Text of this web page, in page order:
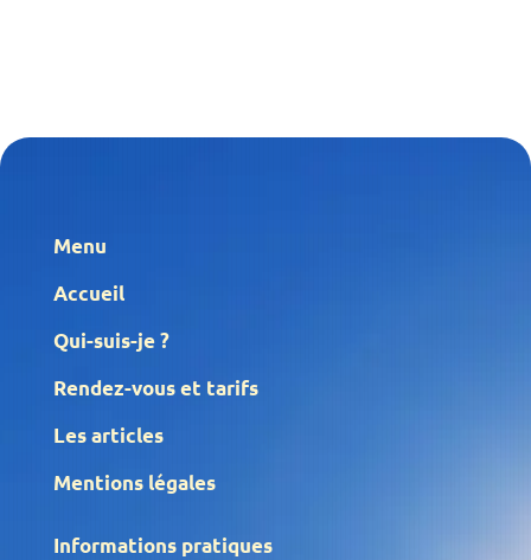
Menu
Accueil
Qui-suis-je ?
Rendez-vous et tarifs
Les articles
Mentions légales
Informations pratiques